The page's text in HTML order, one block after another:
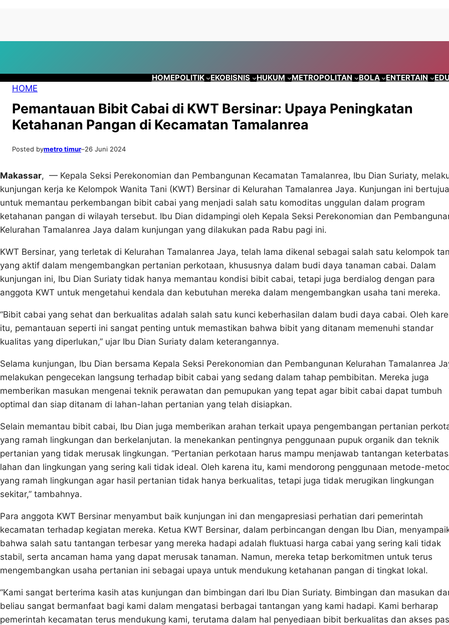
konten
content
HOMEPOLITIK EKOBISNIS HUKUM METROPOLITAN BOLA ENTERTAIN
HOME
Pemantauan Bibit Cabai di KWT Bersinar: Upaya Peningkatan
Ketahanan Pangan di Kecamatan Tamalanrea
Posted bymetro timur–26 Juni 2024
Makassar, — Kepala Seksi Perekonomian dan Pembangunan Kecamatan Tamalanrea, Ibu Dian Suriaty,
kunjungan kerja ke Kelompok Wanita Tani (KWT) Bersinar di Kelurahan Tamalanrea Jaya. Kunjungan ini
untuk memantau perkembangan bibit cabai yang menjadi salah satu komoditas unggulan dalam program
ketahanan pangan di wilayah tersebut. Ibu Dian didampingi oleh Kepala Seksi Perekonomian dan
Kelurahan Tamalanrea Jaya dalam kunjungan yang dilakukan pada Rabu pagi ini.
KWT Bersinar, yang terletak di Kelurahan Tamalanrea Jaya, telah lama dikenal sebagai salah satu kelompok
yang aktif dalam mengembangkan pertanian perkotaan, khususnya dalam budi daya tanaman cabai. Dalam
kunjungan ini, Ibu Dian Suriaty tidak hanya memantau kondisi bibit cabai, tetapi juga berdialog dengan para
anggota KWT untuk mengetahui kendala dan kebutuhan mereka dalam mengembangkan usaha tani mereka.
“Bibit cabai yang sehat dan berkualitas adalah salah satu kunci keberhasilan dalam budi daya cabai. Oleh
itu, pemantauan seperti ini sangat penting untuk memastikan bahwa bibit yang ditanam memenuhi standar
kualitas yang diperlukan,” ujar Ibu Dian Suriaty dalam keterangannya.
Selama kunjungan, Ibu Dian bersama Kepala Seksi Perekonomian dan Pembangunan Kelurahan Tamalanrea
melakukan pengecekan langsung terhadap bibit cabai yang sedang dalam tahap pembibitan. Mereka juga
memberikan masukan mengenai teknik perawatan dan pemupukan yang tepat agar bibit cabai dapat tumbuh
optimal dan siap ditanam di lahan-lahan pertanian yang telah disiapkan.
Selain memantau bibit cabai, Ibu Dian juga memberikan arahan terkait upaya pengembangan pertanian
yang ramah lingkungan dan berkelanjutan. Ia menekankan pentingnya penggunaan pupuk organik dan teknik
pertanian yang tidak merusak lingkungan. “Pertanian perkotaan harus mampu menjawab tantangan
lahan dan lingkungan yang sering kali tidak ideal. Oleh karena itu, kami mendorong penggunaan metode-
yang ramah lingkungan agar hasil pertanian tidak hanya berkualitas, tetapi juga tidak merugikan lingkungan
sekitar,” tambahnya.
Para anggota KWT Bersinar menyambut baik kunjungan ini dan mengapresiasi perhatian dari pemerintah
kecamatan terhadap kegiatan mereka. Ketua KWT Bersinar, dalam perbincangan dengan Ibu Dian,
bahwa salah satu tantangan terbesar yang mereka hadapi adalah fluktuasi harga cabai yang sering kali tidak
stabil, serta ancaman hama yang dapat merusak tanaman. Namun, mereka tetap berkomitmen untuk terus
mengembangkan usaha pertanian ini sebagai upaya untuk mendukung ketahanan pangan di tingkat lokal.
“Kami sangat berterima kasih atas kunjungan dan bimbingan dari Ibu Dian Suriaty. Bimbingan dan masukan
beliau sangat bermanfaat bagi kami dalam mengatasi berbagai tantangan yang kami hadapi. Kami berharap
pemerintah kecamatan terus mendukung kami, terutama dalam hal penyediaan bibit berkualitas dan akses